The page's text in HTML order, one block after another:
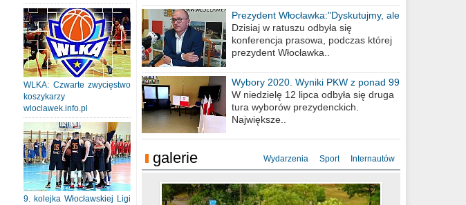
WLKA: Czwarte zwycięstwo
koszykarzy
wloclawek.info.pl
9. kolejka Włocławskiej Ligi
Prezydent Włocławka:"Dyskutujmy, ale
nie obrażajmy się”
Dzisiaj w ratuszu odbyła się
konferencja prasowa, podczas której
prezydent Włocławka..
Wybory 2020. Wyniki PKW z ponad 99
procent obwodów
W niedzielę 12 lipca odbyła się druga
tura wyborów prezydenckich.
Największe..
galerie Wydarzenia Sport Internautów
Miasto kładzie się do snu .
Konkurs fotograficzny "Co to za
miejsca"
Ścieżka rowerowa w naszym mieście